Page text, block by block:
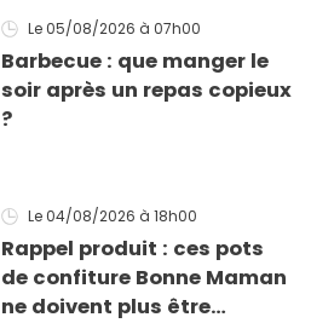
Le 05/08/2026 à 07h00
Barbecue : que manger le
soir après un repas copieux
?
Le 04/08/2026 à 18h00
Rappel produit : ces pots
de confiture Bonne Maman
ne doivent plus être